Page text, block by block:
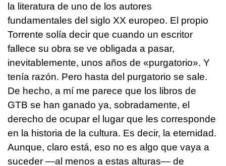
la literatura de uno de los autores
fundamentales del siglo XX europeo. El propio
Torrente solía decir que cuando un escritor
fallece su obra se ve obligada a pasar,
inevitablemente, unos años de «purgatorio». Y
tenía razón. Pero hasta del purgatorio se sale.
De hecho, a mí me parece que los libros de
GTB se han ganado ya, sobradamente, el
derecho de ocupar el lugar que les corresponde
en la historia de la cultura. Es decir, la eternidad.
Aunque, claro está, eso no es algo que vaya a
suceder —al menos a estas alturas— de